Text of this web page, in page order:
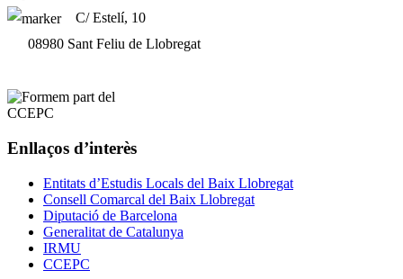
C/ Estelí, 10
08980 Sant Feliu de Llobregat
Enllaços d’interès
Entitats d’Estudis Locals del Baix Llobregat
Consell Comarcal del Baix Llobregat
Diputació de Barcelona
Generalitat de Catalunya
IRMU
CCEPC